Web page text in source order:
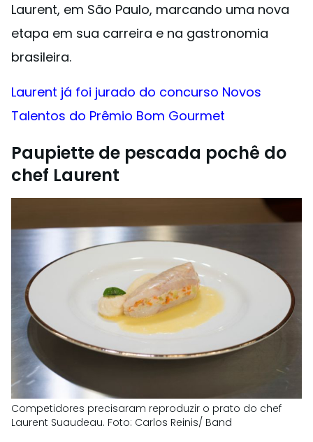
Laurent, em São Paulo, marcando uma nova
etapa em sua carreira e na gastronomia
brasileira.
Laurent já foi jurado do concurso Novos
Talentos do Prêmio Bom Gourmet
Paupiette de pescada pochê do
chef Laurent
Competidores precisaram reproduzir o prato do chef
Laurent Suaudeau. Foto: Carlos Reinis/ Band